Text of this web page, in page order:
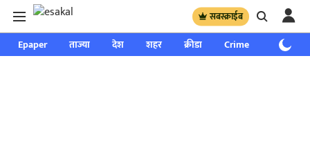
सबस्क्राईब
Epaper ताज्या देश शहर क्रीडा Crime साप्ताहिक